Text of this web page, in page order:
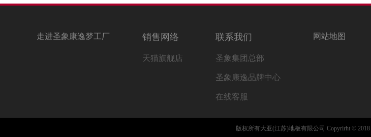
走进圣象康逸梦工厂 销售网络
天猫旗舰店
联系我们
圣象集团总部
圣象康逸品牌中心
在线客服
网站地图
版权所有大亚(江苏)地板有限公司 Copyrirht © 2018